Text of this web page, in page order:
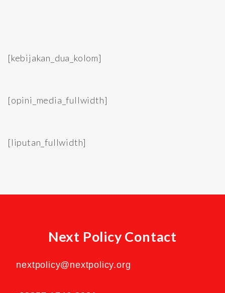
[kebijakan_dua_kolom]
[opini_media_fullwidth]
[liputan_fullwidth]
Next Policy Contact
nextpolicy@nextpolicy.org